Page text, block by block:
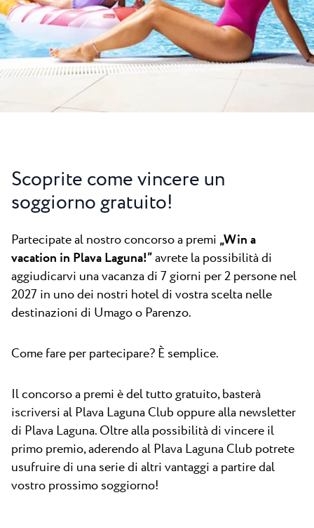
Spiaggie
Plava Laguna Sport
Soggiorno attivo
Esplora tutti
Novità
Contatto
Scoprite come vincere un
soggiorno gratuito!
Partecipate al nostro concorso a premi „Win a
vacation in Plava Laguna!”avrete la possibilità di
aggiudicarvi una vacanza di 7 giorni per 2 persone nel
2027 in uno dei nostri hotel di vostra scelta nelle
destinazioni di Umago o Parenzo.
Come fare per partecipare? È semplice.
Il concorso a premi è del tutto gratuito, basterà
iscriversi al Plava Laguna Club oppure alla newsletter
di Plava Laguna. Oltre alla possibilità di vincere il
primo premio, aderendo al Plava Laguna Club potrete
usufruire di una serie di altri vantaggi a partire dal
vostro prossimo soggiorno!